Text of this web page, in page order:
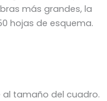
más grandes, la
hojas de esquema.
tamaño del cuadro.